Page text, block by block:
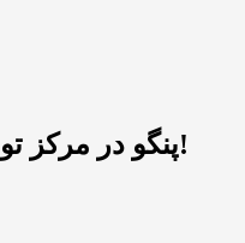
پنگو در مرکز توجه بازار؛ پیش‌بینی رشد ۵۰۰ درصدی در سپتامبر!